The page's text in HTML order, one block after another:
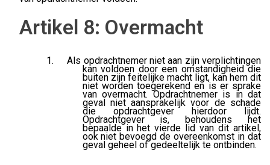
Artikel 8: Overmacht
Als opdrachtnemer niet aan zijn verplichtingen
kan voldoen door een omstandigheid die
buiten zijn feitelijke macht ligt, kan hem dit
niet worden toegerekend en is er sprake
van overmacht. Opdrachtnemer is in dat
geval niet aansprakelijk voor de schade
die opdrachtgever hierdoor lijdt.
Opdrachtgever is, behoudens het
bepaalde in het vierde lid van dit artikel,
ook niet bevoegd de overeenkomst in dat
geval geheel of gedeeltelijk te ontbinden.